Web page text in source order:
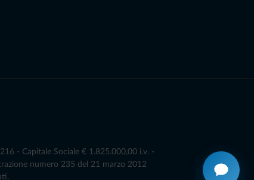
- Capitale Sociale € 1.825.000,00 i.v. -
numero 235 del 21 marzo 2012